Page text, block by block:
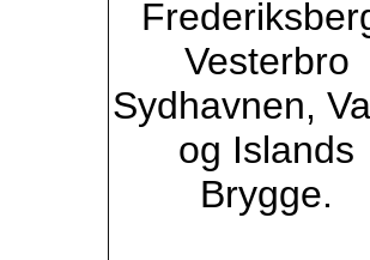
Vesterbro
Sydhavnen,
og Islands
Brygge.